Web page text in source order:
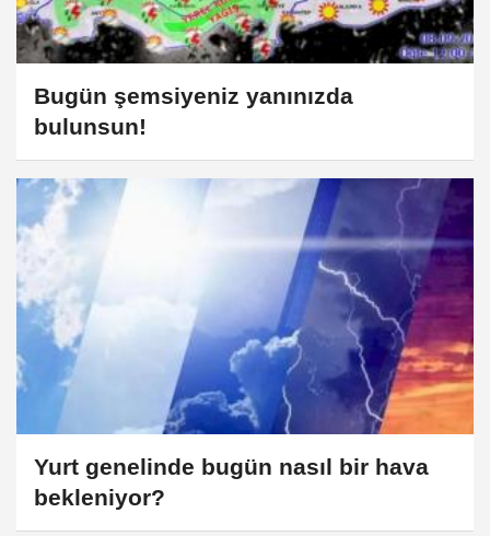
Bugün şemsiyeniz yanınızda
bulunsun!
Yurt genelinde bugün nasıl bir hava
bekleniyor?